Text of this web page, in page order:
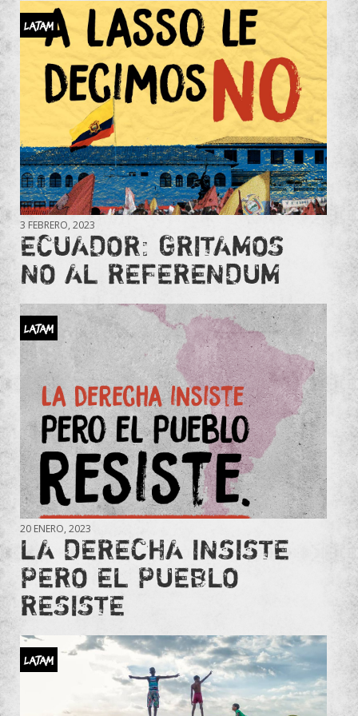
LATAM
3 FEBRERO, 2023
ECUADOR: GRITAMOS
NO AL REFERENDUM
LATAM
20 ENERO, 2023
LA DERECHA INSISTE
PERO EL PUEBLO
RESISTE
LATAM